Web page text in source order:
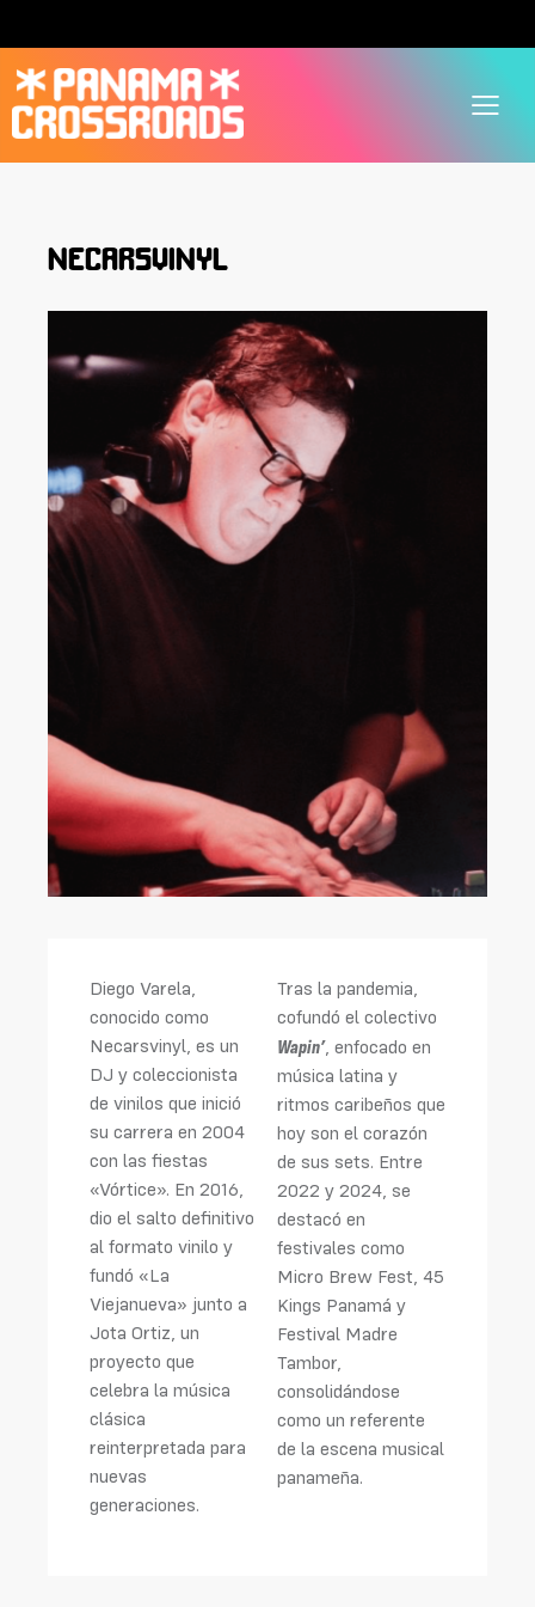
NECARSVINYL
Diego Varela,
conocido como
Necarsvinyl, es un
DJ y coleccionista
de vinilos que inició
su carrera en 2004
con las fiestas
«Vórtice». En 2016,
dio el salto definitivo
al formato vinilo y
fundó «La
Viejanueva» junto a
Jota Ortiz, un
proyecto que
celebra la música
clásica
reinterpretada para
nuevas
generaciones.
Tras la pandemia,
cofundó el colectivo
Wapin’, enfocado en
música latina y
ritmos caribeños que
hoy son el corazón
de sus sets. Entre
2022 y 2024, se
destacó en
festivales como
Micro Brew Fest, 45
Kings Panamá y
Festival Madre
Tambor,
consolidándose
como un referente
de la escena musical
panameña.